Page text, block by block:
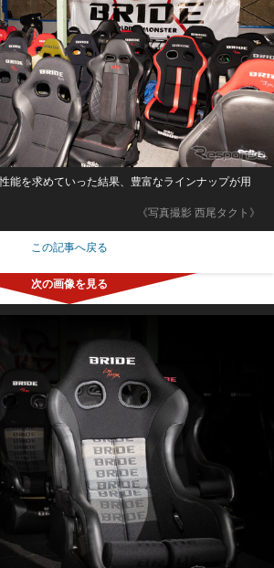
《写真撮影 西尾タクト》
能を求めていった結果、豊富なラインナップが用
この記事へ戻る